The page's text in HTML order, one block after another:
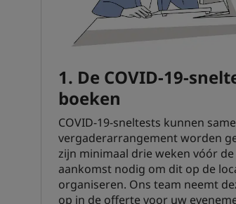
1. De COVID-19-
boeken
COVID-19-sneltests kunnen
vergaderarrangement worden
zijn minimaal drie weken vóór de
aankomst nodig om dit op de
organiseren. Ons team neemt
op in de offerte voor uw